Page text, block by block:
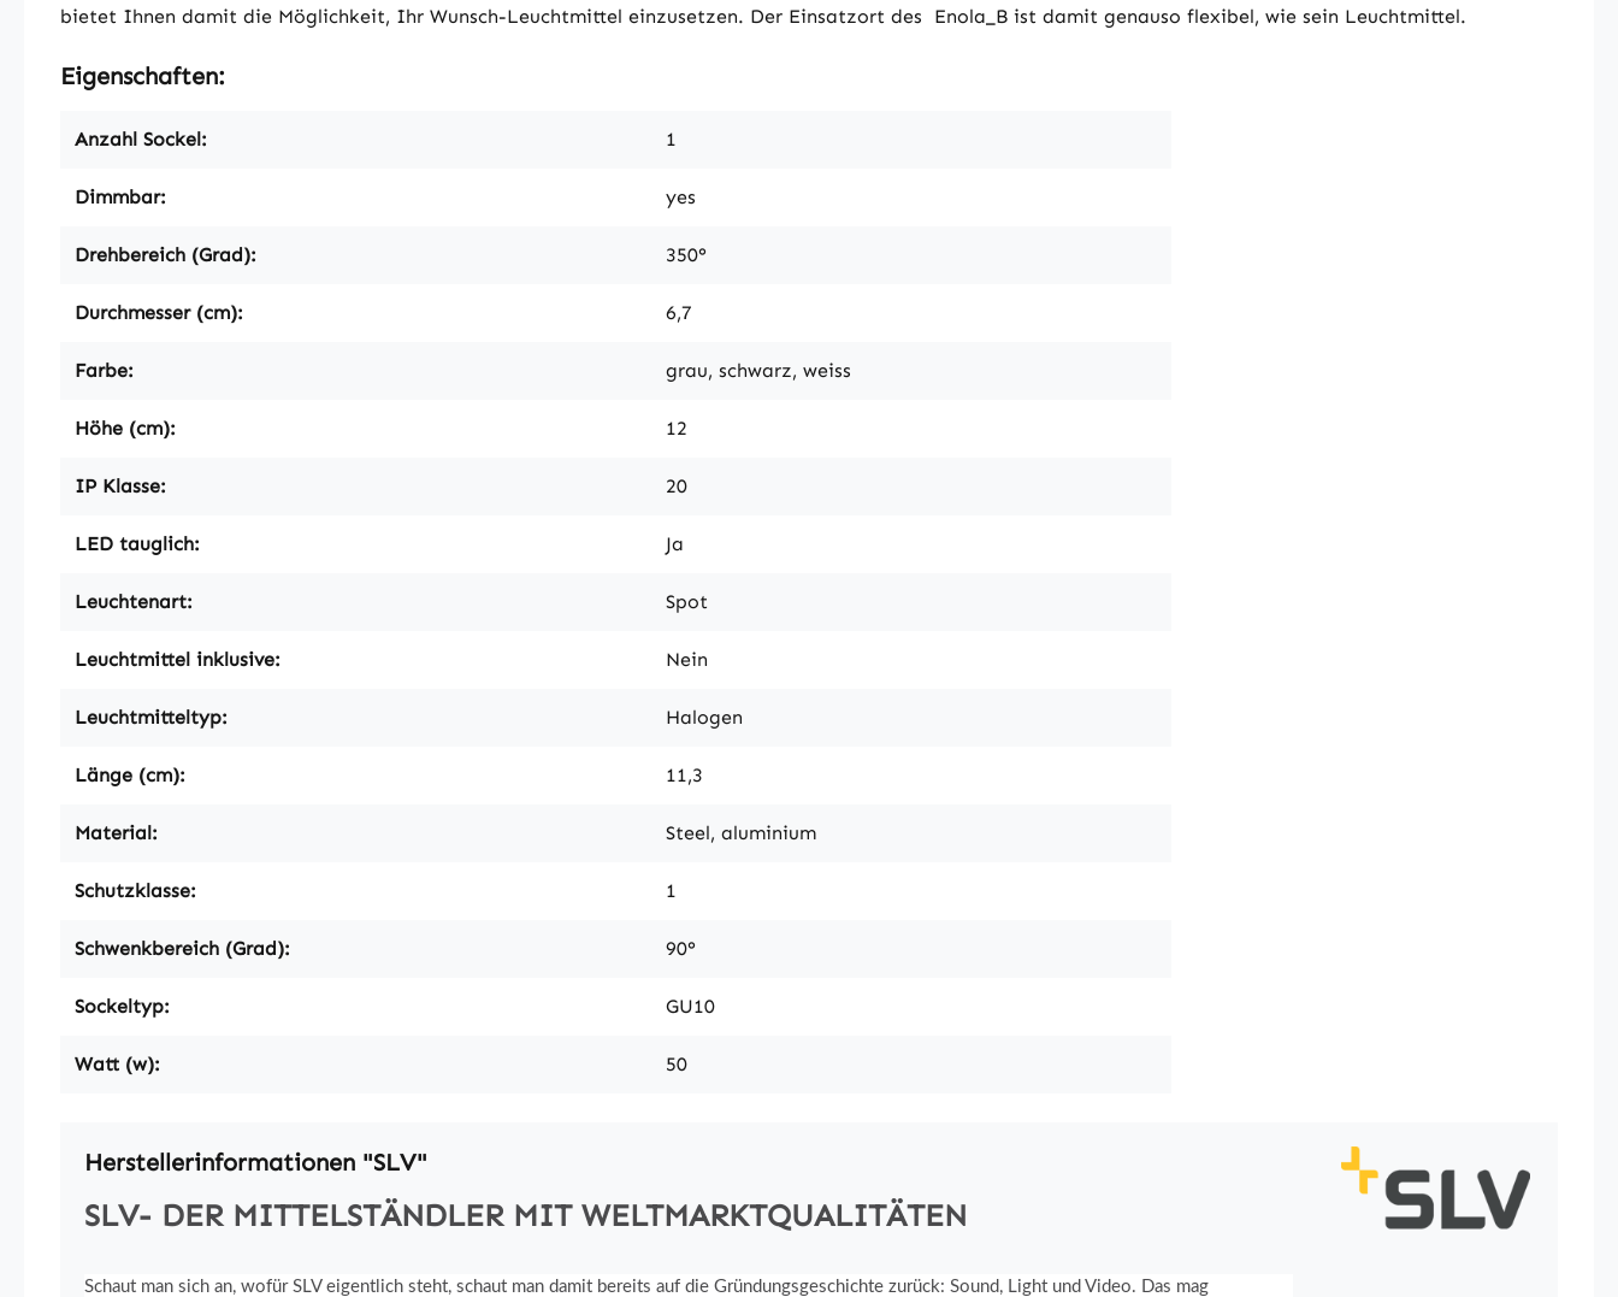
bietet Ihnen damit die Möglichkeit, Ihr Wunsch-Leuchtmittel einzusetzen. Der Einsatzort des Enola_B ist damit genauso flexibel, wie sein Leuchtmittel.
Eigenschaften:
Anzahl Sockel: 1
Dimmbar: yes
Drehbereich (Grad): 350°
Durchmesser (cm): 6,7
Farbe: grau, schwarz, weiss
Höhe (cm): 12
IP Klasse: 20
LED tauglich: Ja
Leuchtenart: Spot
Leuchtmittel inklusive: Nein
Leuchtmitteltyp: Halogen
Länge (cm): 11,3
Material: Steel, aluminium
Schutzklasse: 1
Schwenkbereich (Grad): 90°
Sockeltyp: GU10
Watt (w): 50
Herstellerinformationen "SLV"
SLV- DER MITTELSTÄNDLER MIT WELTMARKTQUALITÄTEN
Schaut man sich an, wofür SLV eigentlich steht, schaut man damit bereits auf die Gründungsgeschichte zurück: Sound, Light und Video. Das mag